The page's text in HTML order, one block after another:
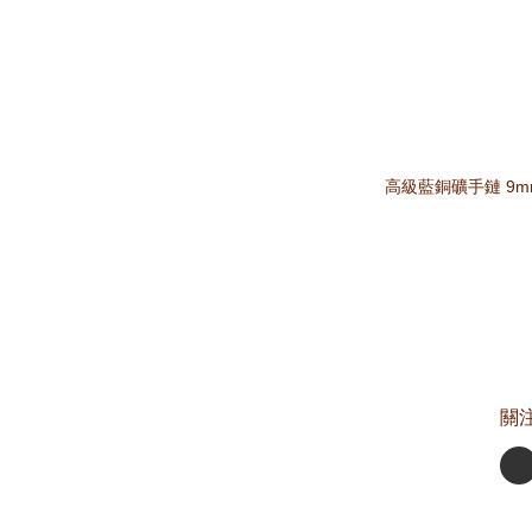
高級藍銅礦手鏈
關